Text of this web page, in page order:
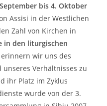
bis 4. Oktober
Assisi in der Westlichen
Zahl von Kirchen in
in den liturgischen
wir uns des
unseres Verhältnisses zu
ihr Platz im Zyklus
wurde von der 3.